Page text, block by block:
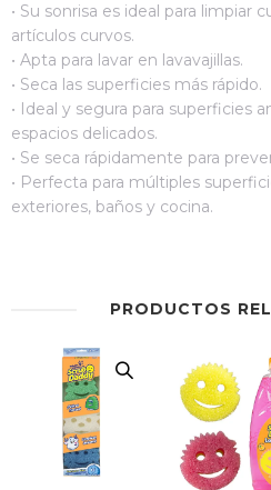
• Su sonrisa es ideal para limpiar
artículos curvos.
• Apta para lavar en lavavajillas.
• Seca las superficies más rápido.
• Ideal y segura para superficies
espacios delicados.
• Se seca rápidamente para
• Perfecta para múltiples
exteriores, baños y cocina.
PRODUCTOS